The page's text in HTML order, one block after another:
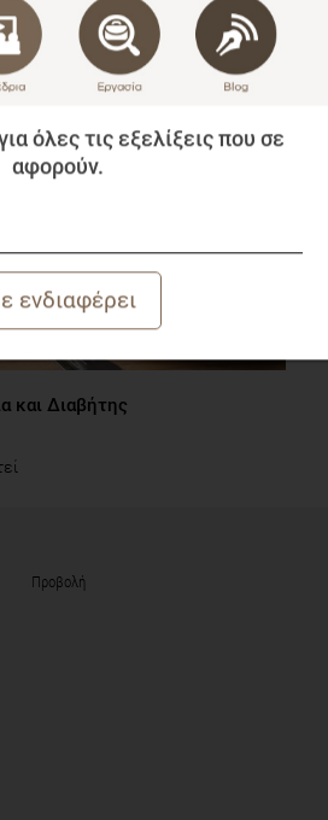
και μεταβολική υγεία
και Διαβήτης
Προβολή
όλες τις εξελίξεις που σε
αφορούν.